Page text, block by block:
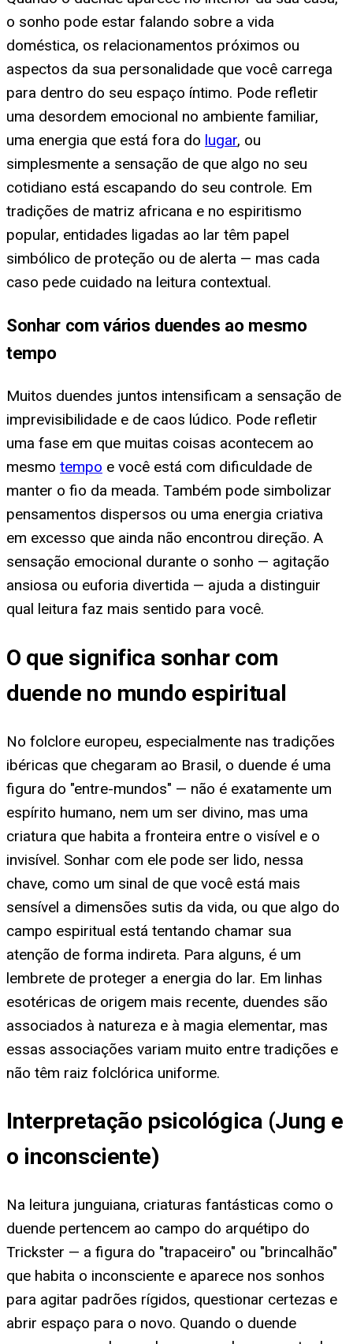
o sonho pode estar falando sobre a vida
doméstica, os relacionamentos próximos ou
aspectos da sua personalidade que você carrega
para dentro do seu espaço íntimo. Pode refletir
uma desordem emocional no ambiente familiar,
uma energia que está fora do lugar, ou
simplesmente a sensação de que algo no seu
cotidiano está escapando do seu controle. Em
tradições de matriz africana e no espiritismo
popular, entidades ligadas ao lar têm papel
simbólico de proteção ou de alerta — mas cada
caso pede cuidado na leitura contextual.
Sonhar com vários duendes ao mesmo
tempo
Muitos duendes juntos intensificam a sensação de
imprevisibilidade e de caos lúdico. Pode refletir
uma fase em que muitas coisas acontecem ao
mesmo tempo e você está com dificuldade de
manter o fio da meada. Também pode simbolizar
pensamentos dispersos ou uma energia criativa
em excesso que ainda não encontrou direção. A
sensação emocional durante o sonho — agitação
ansiosa ou euforia divertida — ajuda a distinguir
qual leitura faz mais sentido para você.
O que significa sonhar com
duende no mundo espiritual
No folclore europeu, especialmente nas tradições
ibéricas que chegaram ao Brasil, o duende é uma
figura do "entre-mundos" — não é exatamente um
espírito humano, nem um ser divino, mas uma
criatura que habita a fronteira entre o visível e o
invisível. Sonhar com ele pode ser lido, nessa
chave, como um sinal de que você está mais
sensível a dimensões sutis da vida, ou que algo do
campo espiritual está tentando chamar sua
atenção de forma indireta. Para alguns, é um
lembrete de proteger a energia do lar. Em linhas
esotéricas de origem mais recente, duendes são
associados à natureza e à magia elementar, mas
essas associações variam muito entre tradições e
não têm raiz folclórica uniforme.
Interpretação psicológica (Jung e
o inconsciente)
Na leitura junguiana, criaturas fantásticas como o
duende pertencem ao campo do arquétipo do
Trickster — a figura do "trapaceiro" ou "brincalhão"
que habita o inconsciente e aparece nos sonhos
para agitar padrões rígidos, questionar certezas e
abrir espaço para o novo. Quando o duende